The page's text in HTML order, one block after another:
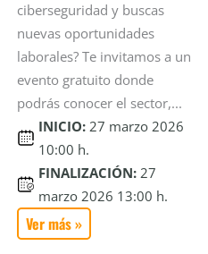
ciberseguridad y buscas
nuevas oportunidades
laborales? Te invitamos a un
evento gratuito donde
podrás conocer el sector,...
INICIO: 27 marzo 2026
10:00 h.
FINALIZACIÓN: 27
marzo 2026 13:00 h.
Ver más »